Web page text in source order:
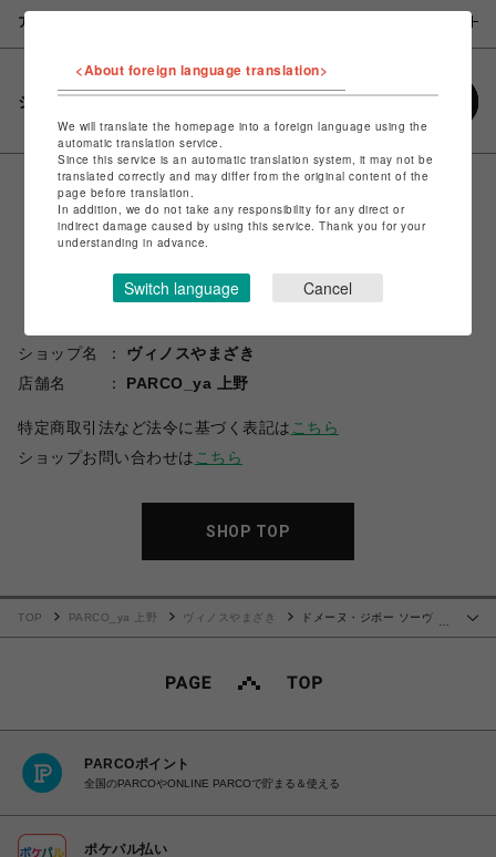
アイテム説明 / 素材
シェアする
ショップ名
ヴィノスやまざき
店舗名
PARCO_ya 上野
特定商取引法など法令に基づく表記は こちら
ショップお問い合わせは こちら
SHOP TOP
…
TOP PARCO_ya 上野 ヴィノスやまざき
ドメーヌ・ジボー ソーヴィ
PARCOポイント
全国のPARCOやONLINE PARCOで貯まる＆使える
ポケパル払い
<About foreign language translation>
We will translate the homepage into a foreign language using the
automatic translation service.
Since this service is an automatic translation system, it may not be
translated correctly and may differ from the original content of the
page before translation.
In addition, we do not take any responsibility for any direct or
indirect damage caused by using this service. Thank you for your
understanding in advance.
Switch language Cancel